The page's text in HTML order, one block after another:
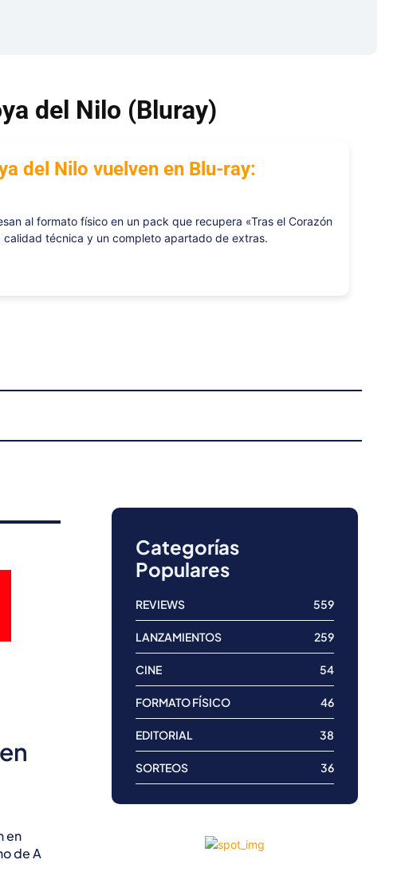
del Nilo (Bluray)
del Nilo vuelven en Blu-ray:
al formato físico en un pack que recupera «Tras el Corazón
técnica y un completo apartado de extras.
en
de A
Categorías
Populares
REVIEWS 559
LANZAMIENTOS 259
CINE 54
FORMATO FÍSICO 46
EDITORIAL 38
SORTEOS 36